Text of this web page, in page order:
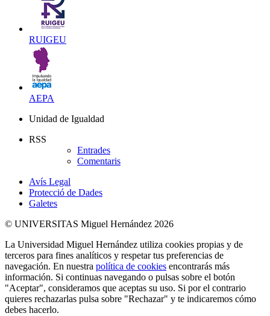
RUIGEU
AEPA
Unidad de Igualdad
RSS
Entrades
Comentaris
Avís Legal
Protecció de Dades
Galetes
© UNIVERSITAS Miguel Hernández 2026
La Universidad Miguel Hernández utiliza cookies propias y de
terceros para fines analíticos y respetar tus preferencias de
navegación. En nuestra política de cookies encontrarás más
información. Si continuas navegando o pulsas sobre el botón
"Aceptar", consideramos que aceptas su uso. Si por el contrario
quieres rechazarlas pulsa sobre "Rechazar" y te indicaremos cómo
debes hacerlo.